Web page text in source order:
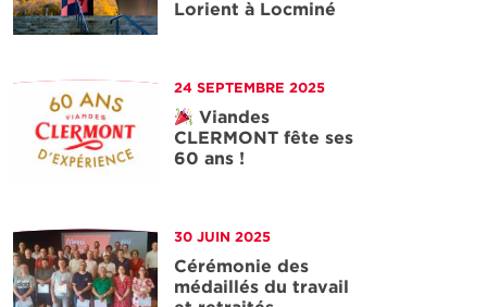
Lorient à Locminé
24 SEPTEMBRE 2025
Viandes
CLERMONT fête ses
60 ans !
30 JUIN 2025
Cérémonie des
médaillés du travail